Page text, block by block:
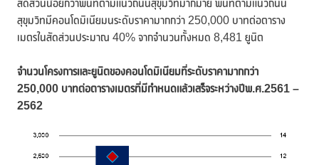
สัดส่วนน้อยกว่าพื้นที่ตามแนวถนนสุขุมวิทมากมาย พื้นที่ตามแนวถนน
สุขุมวิทมีคอนโดมิเนียมนระดับราคามากกว่า 250,000 บาทต่อตาราง
เมตรในสัดส่วนประมาณ 40% จากจำนวนทั้งหมด 8,481 ยูนิต
จำนวนโครงการและยูนิตของคอนโดมิเนียมที่ระดับราคามากกว่า
250,000 บาทต่อตารางเมตรที่มีกำหนดแล้วเสร็จระหว่างปีพ.ศ.2561 –
2562